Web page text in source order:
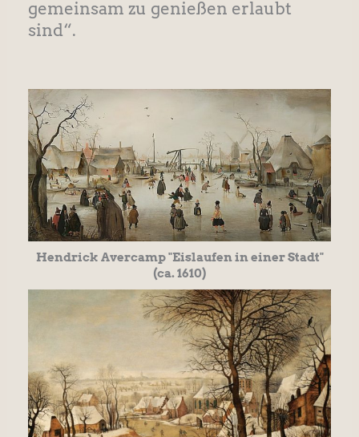
gemeinsam zu genießen erlaubt
sind“.
Hendrick Avercamp "Eislaufen in einer Stadt"
(ca. 1610)